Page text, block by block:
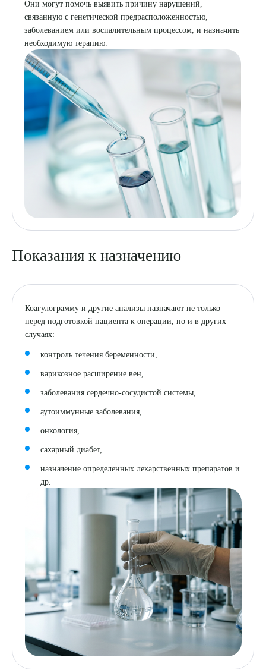
Они могут помочь выявить причину нарушений,
связанную с генетической предрасположенностью,
заболеванием или воспалительным процессом, и назначить
необходимую терапию.
Показания к назначению
Коагулограмму и другие анализы назначают не только
перед подготовкой пациента к операции, но и в других
случаях:
контроль течения беременности,
варикозное расширение вен,
заболевания сердечно-сосудистой системы,
аутоиммунные заболевания,
онкология,
сахарный диабет,
назначение определенных лекарственных препаратов и
др.